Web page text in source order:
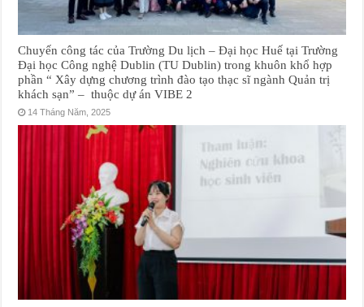
Chuyến công tác của Trường Du lịch – Đại học Huế tại Trường
Đại học Công nghệ Dublin (TU Dublin) trong khuôn khổ hợp
phần “ Xây dựng chương trình đào tạo thạc sĩ ngành Quản trị
khách sạn” – thuộc dự án VIBE 2
14 Tháng Năm, 2025